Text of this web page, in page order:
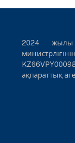
2024
ақпараттық